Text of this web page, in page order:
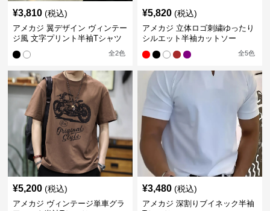
¥3,810 (税込)
アメカジ 翼デザイン ヴィンテー
ジ風 文字プリント半袖Tシャツ
全2色
¥5,820 (税込)
アメカジ 立体ロゴ刺繍ゆったり
シルエット半袖カットソー
全5色
¥5,200 (税込)
アメカジ ヴィンテージ単車グラ
¥3,480 (税込)
アメカジ 深割りブイネック半袖